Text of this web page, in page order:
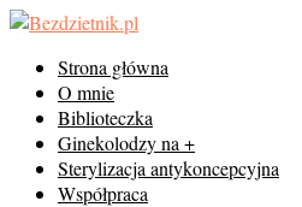
Strona główna
O mnie
Biblioteczka
Ginekolodzy na +
Sterylizacja antykoncepcyjna
Współpraca